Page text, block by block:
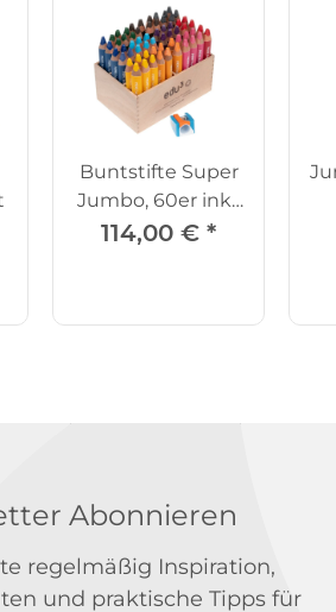
Buntstifte Super
Jumbo, 60er inkl.
Spitzer
114,00 € *
Abonnieren
regelmäßig Inspiration,
und praktische Tipps für